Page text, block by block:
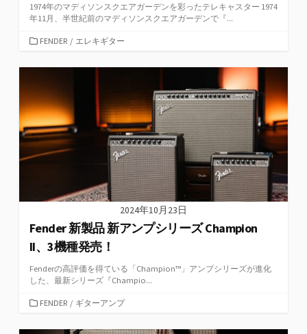
1974年のマディソンスクエアガーデンを彩ったテレキャスター 1974
年11月、半世紀前のマディソンスクエアガーデンで『...
カ
ゴ
FENDER / エレキギター
2024年10月23日
Fender 新製品 新アンプシリーズ Champion
II、3機種発売！
Fenderの高評価を得ている「Champion™」アンプシリーズが進化
した、最新シリーズ『Champio...
カ
ゴ
FENDER / ギターアンプ